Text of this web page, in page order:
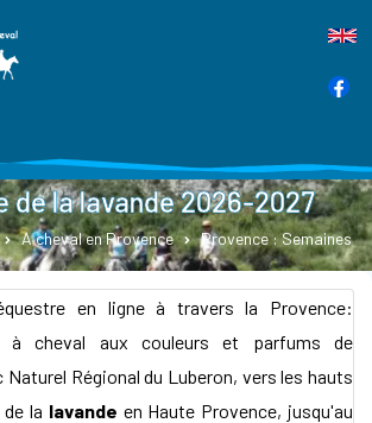
de la lavande 2026-2027
A cheval en Provence Provence : Semaines
en ligne à travers la Provence:
à cheval aux couleurs et parfums de
Naturel Régional du Luberon, vers les hauts
la lavande en Haute Provence, jusqu'au